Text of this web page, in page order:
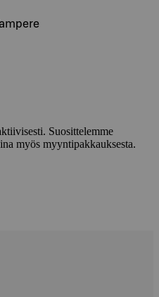
Suosittelemme
myös myyntipakkauksesta.